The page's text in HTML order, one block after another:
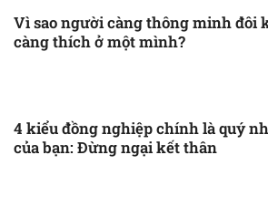
Vì sao người càng thông minh đôi
càng thích ở một mình?
4 kiểu đồng nghiệp chính là quý
của bạn: Đừng ngại kết thân